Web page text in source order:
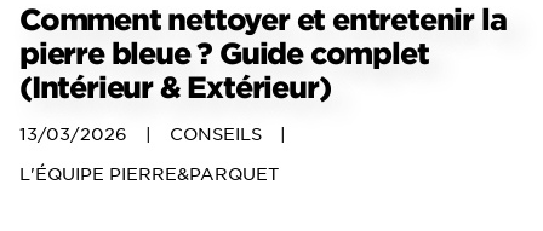
Comment nettoyer et entretenir la
pierre bleue ? Guide complet
(Intérieur & Extérieur)
13/03/2026 | CONSEILS
|
L'ÉQUIPE PIERRE&PARQUET